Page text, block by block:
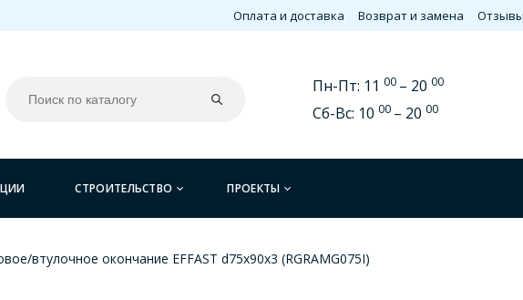
Оплата и доставка Возврат и замена Отзывы
Пн-Пт: 11 00 – 20 00
Сб-Вс: 10 00 – 20 00
СТРОИТЕЛЬСТВО ПРОЕКТЫ
втулочное окончание EFFAST d75x90x3 (RGRAMG075I)